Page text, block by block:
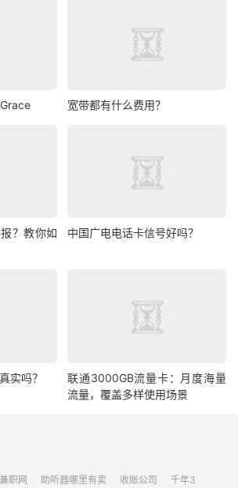
宽带都有什么费用？
？教你如
中国广电电话卡信号好吗？
实吗？
联通3000GB流量卡：月度海量
流量，覆盖多样使用场景
职网 助听器哪里有卖 收账公司 千年3